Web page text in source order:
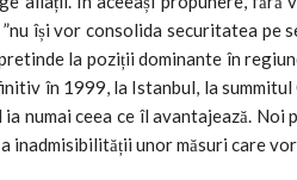
își vor consolida securitatea pe
la poziții dominante în
în 1999, la Istanbul, la
ia numai ceea ce îl avantajează.
inadmisibilității unor măsuri care